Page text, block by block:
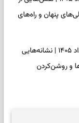
پنهان و راه‌های
فال شمع امروز جمعه ۱۶ مرداد ۱۴۰۵ | نشانه‌هایی
و روشن‌کردن